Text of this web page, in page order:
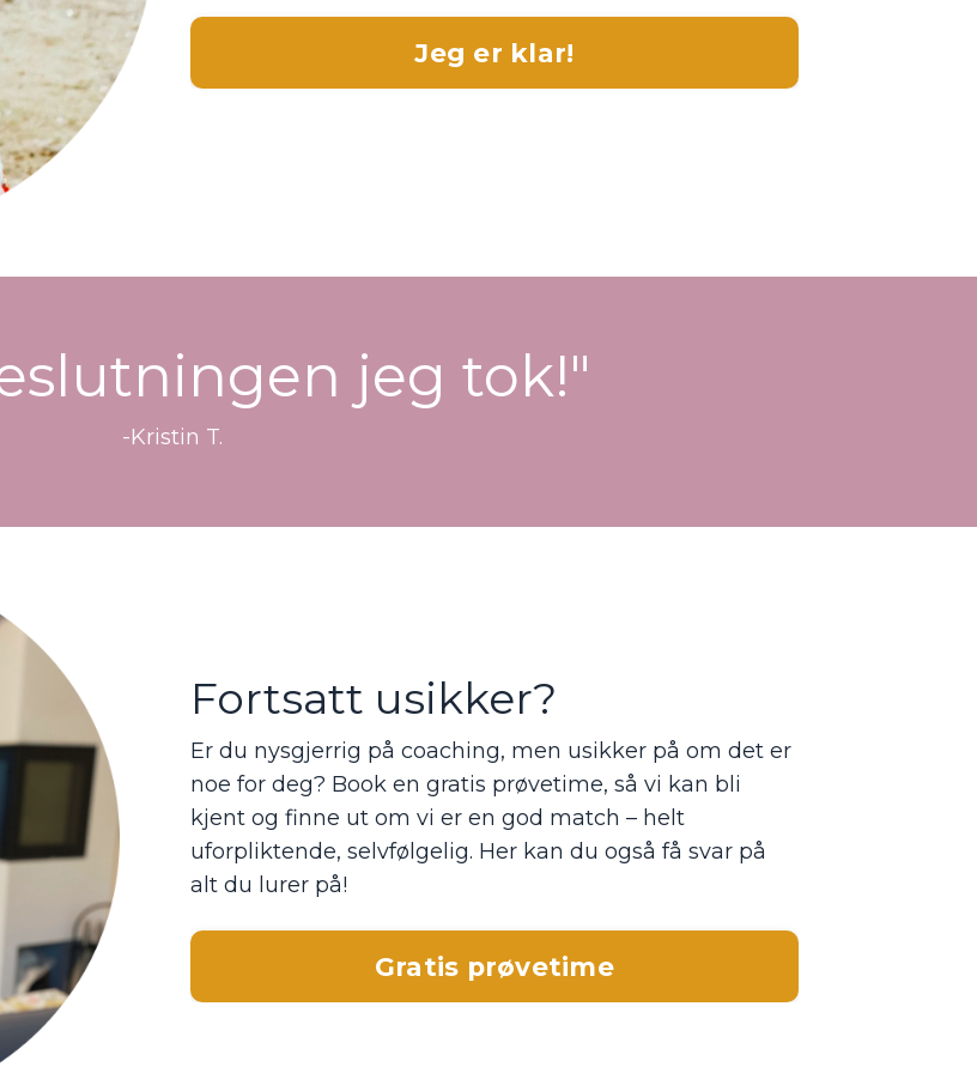
Jeg er klar!
jeg tok!"
-Kristin T.
Fortsatt usikker?
Er du nysgjerrig på coaching, men usikker på om det er
noe for deg? Book en gratis prøvetime, så vi kan bli
kjent og finne ut om vi er en god match – helt
uforpliktende, selvfølgelig. Her kan du også få svar på
alt du lurer på!
Gratis prøvetime